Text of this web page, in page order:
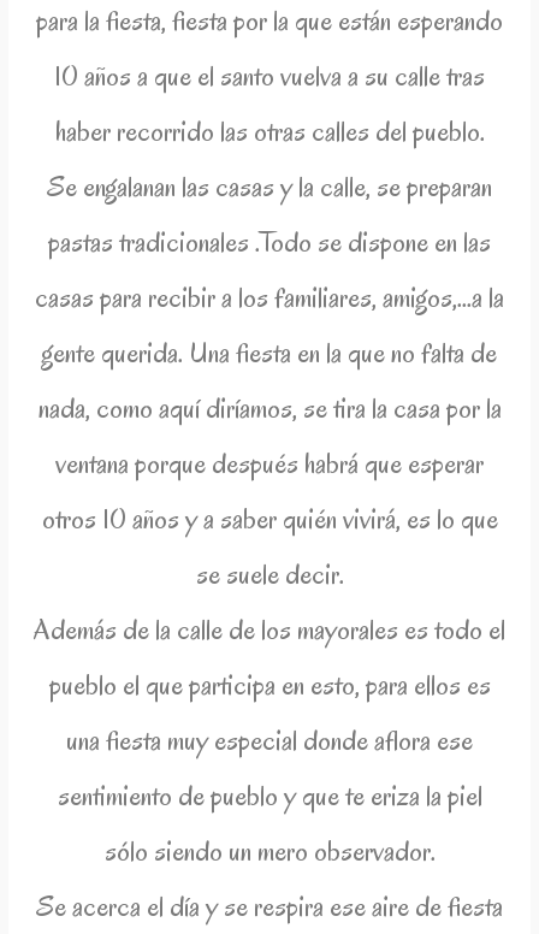
para la fiesta, fiesta por la que están esperando
10 años a que el santo vuelva a su calle tras
haber recorrido las otras calles del pueblo.
Se engalanan las casas y la calle, se preparan
pastas tradicionales .Todo se dispone en las
casas para recibir a los familiares, amigos,…a la
gente querida. Una fiesta en la que no falta de
nada, como aquí diríamos, se tira la casa por la
ventana porque después habrá que esperar
otros 10 años y a saber quién vivirá, es lo que
se suele decir.
Además de la calle de los mayorales es todo el
pueblo el que participa en esto, para ellos es
una fiesta muy especial donde aflora ese
sentimiento de pueblo y que te eriza la piel
sólo siendo un mero observador.
Se acerca el día y se respira ese aire de fiesta